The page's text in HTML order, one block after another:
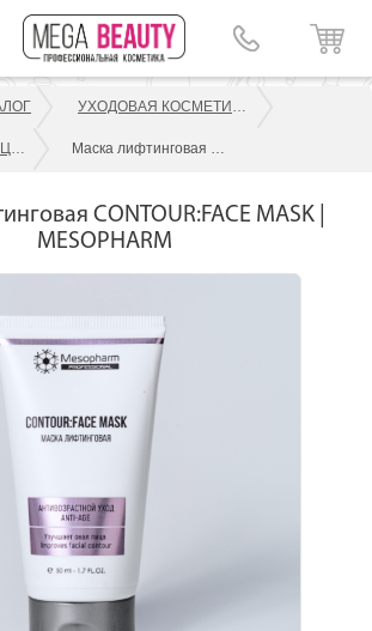
УХОДОВАЯ КОСМЕТИКА ДЛЯ ЛИЦА
Маска лифтинговая CONTOUR:FACE MASK | MESOPHARM
CONTOUR:FACE MASK |
MESOPHARM